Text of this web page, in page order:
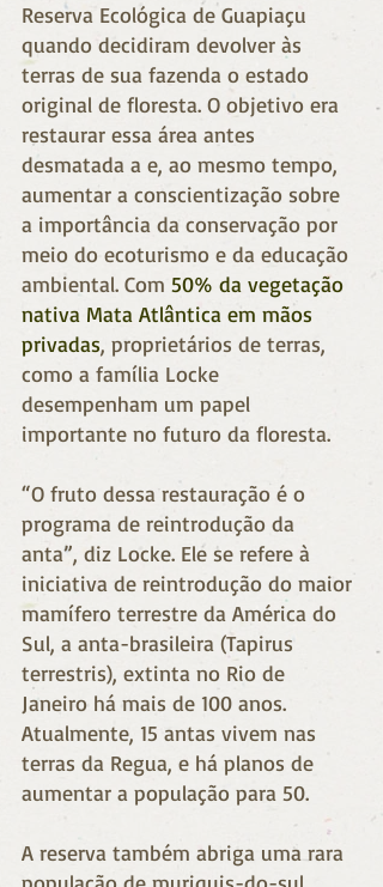
Reserva Ecológica de Guapiaçu
quando decidiram devolver às
terras de sua fazenda o estado
original de floresta. O objetivo era
restaurar essa área antes
desmatada a e, ao mesmo tempo,
aumentar a conscientização sobre
a importância da conservação por
meio do ecoturismo e da educação
ambiental. Com 50% da vegetação
nativa Mata Atlântica em mãos
privadas, proprietários de terras,
como a família Locke
desempenham um papel
importante no futuro da floresta.
“O fruto dessa restauração é o
programa de reintrodução da
anta”, diz Locke. Ele se refere à
iniciativa de reintrodução do maior
mamífero terrestre da América do
Sul, a anta-brasileira (Tapirus
terrestris), extinta no Rio de
Janeiro há mais de 100 anos.
Atualmente, 15 antas vivem nas
terras da Regua, e há planos de
aumentar a população para 50.
A reserva também abriga uma rara